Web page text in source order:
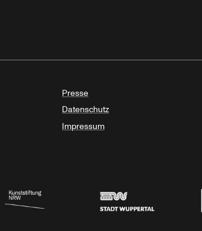
Presse
Datenschutz
Impressum